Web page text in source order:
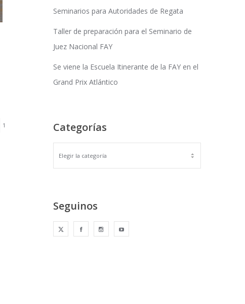
1
Seminarios para Autoridades de Regata
Taller de preparación para el Seminario de
Juez Nacional FAY
Se viene la Escuela Itinerante de la FAY en el
Grand Prix Atlántico
Categorías
Seguinos